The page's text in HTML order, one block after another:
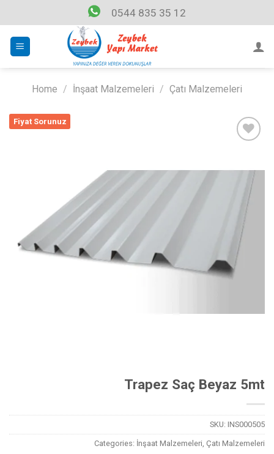
to
content
0544 835 35 12
Home / İnşaat Malzemeleri / Çatı Malzemeleri
Fiyat Sorunuz
Trapez Saç Beyaz 5mt
SKU: INS000505
Categories: İnşaat Malzemeleri, Çatı Malzemeleri